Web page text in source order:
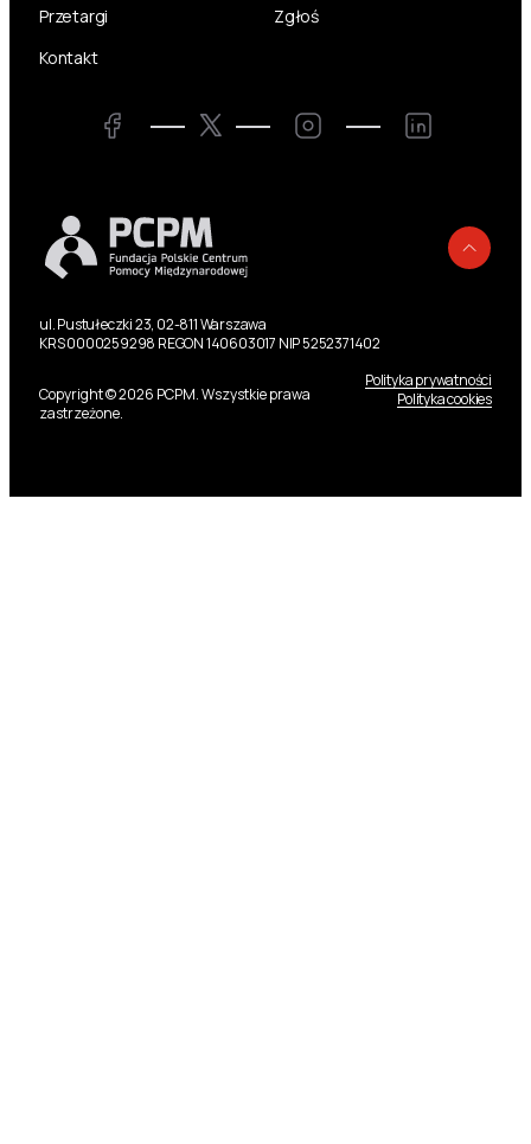
Przetargi
Zgłoś
Kontakt
Facebook Twitter Instagram LinkedIn
ul. Pustułeczki 23, 02-811 Warszawa
KRS 0000259298 REGON 140603017 NIP 5252371402
Copyright © 2026 PCPM. Wszystkie prawa
zastrzeżone.
Polityka prywatności
Polityka cookies